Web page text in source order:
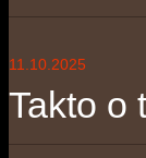
11.10.2025
Takto o